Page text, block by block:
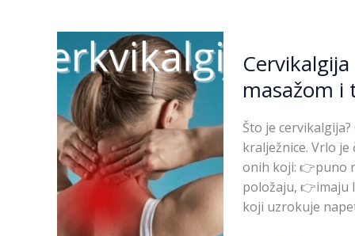
masažom i
Što je
kralježnice. Vrlo
onih koji: 👉puno
položaju, 👉imaju
koji uzrokuje
–
u
vratu
koja
može
ublažiti
masažom